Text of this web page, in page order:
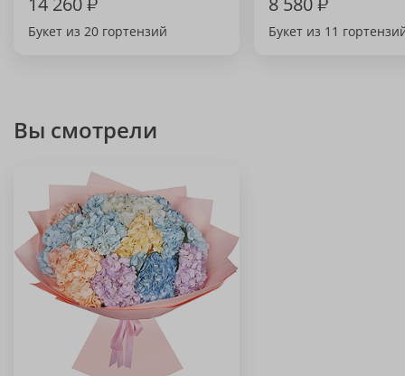
Букет из 20 гортензий Букет из 11
Вы смотрели